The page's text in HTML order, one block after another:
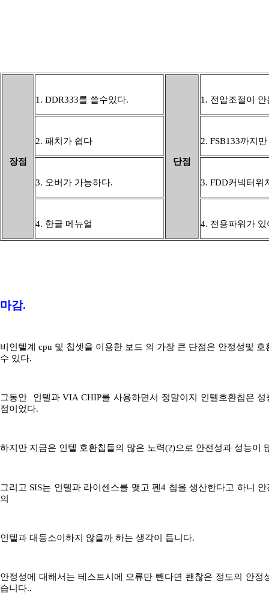
장점
1. DDR333를 쓸수있다.
단점
1. 전압조절이 안
2. 패치가 쉽다 2. FSB133까지
3. 오버가 가능하다. 3. FDD커넥터위
4. 한글 메뉴얼 4. 전용파워가 있
마감.
비인텔계 cpu 및 칩셋을 이용한 보드 의 가장 큰 단점은 안정성및
수 있다.
그동안 인텔과 VIA CHIP를 사용하면서 정말이지 인텔호환칩은
점이었다.
하지만 지금은 인텔 호환칩들의 많은 노력(?)으로 안전성과 성능이
그리고 SIS는 인텔과 라이센스를 맺고 펜4 칩을 생산한다고 하니
의
인텔과 대동소이하지 않을까 하는 생각이 듭니다.
안정성에 대해서는 테스트시에 오류만 뺀다면 쾐찮은 정도의 안정
습니다..